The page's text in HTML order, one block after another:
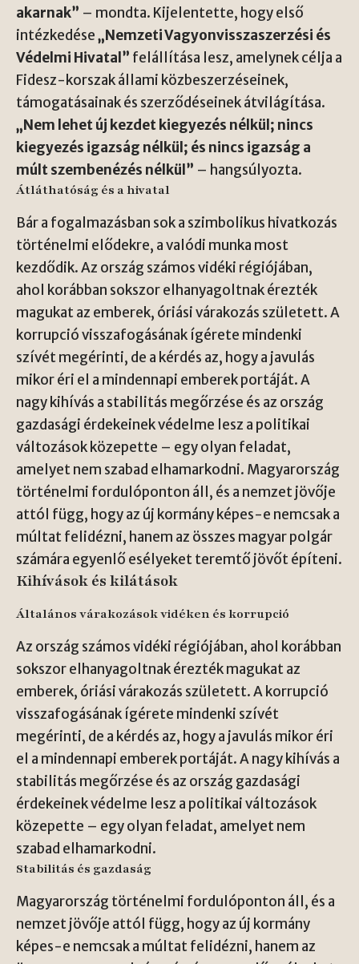
akarnak” – mondta. Kijelentette, hogy első
intézkedése„Nemzeti Vagyonvisszaszerzési és
Védelmi Hivatal” felállítása lesz, amelynek célja a
Fidesz-korszak állami közbeszerzéseinek,
támogatásainak és szerződéseinek átvilágítása.
„Nem lehet új kezdet kiegyezés nélkül; nincs
kiegyezés igazság nélkül; és nincs igazság a
múlt szembenézés nélkül” – hangsúlyozta.
Átláthatóság és a hivatal
Bár a fogalmazásban sok a szimbolikus hivatkozás
történelmi elődekre, a valódi munka most
kezdődik. Az ország számos vidéki régiójában,
ahol korábban sokszor elhanyagoltnak érezték
magukat az emberek, óriási várakozás született. A
korrupció visszafogásának ígérete mindenki
szívét megérinti, de a kérdés az, hogy a javulás
mikor éri el a mindennapi emberek portáját. A
nagy kihívás a stabilitás megőrzése és az ország
gazdasági érdekeinek védelme lesz a politikai
változások közepette – egy olyan feladat,
amelyet nem szabad elhamarkodni. Magyarország
történelmi fordulóponton áll, és a nemzet jövője
attól függ, hogy az új kormány képes-e nemcsak a
múltat felidézni, hanem az összes magyar polgár
számára egyenlő esélyeket teremtő jövőt építeni.
Kihívások és kilátások
Általános várakozások vidéken és korrupció
Az ország számos vidéki régiójában, ahol korábban
sokszor elhanyagoltnak érezték magukat az
emberek, óriási várakozás született. A korrupció
visszafogásának ígérete mindenki szívét
megérinti, de a kérdés az, hogy a javulás mikor éri
el a mindennapi emberek portáját. A nagy kihívás a
stabilitás megőrzése és az ország gazdasági
érdekeinek védelme lesz a politikai változások
közepette – egy olyan feladat, amelyet nem
szabad elhamarkodni.
Stabilitás és gazdaság
Magyarország történelmi fordulóponton áll, és a
nemzet jövője attól függ, hogy az új kormány
képes-e nemcsak a múltat felidézni, hanem az